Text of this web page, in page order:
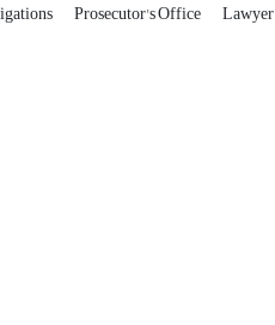
Prosecutor's Office Lawyer